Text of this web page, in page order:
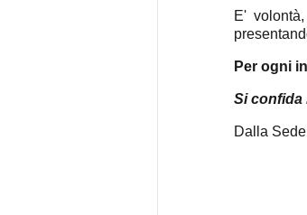
E'
Per ogni
Si confida
Dalla